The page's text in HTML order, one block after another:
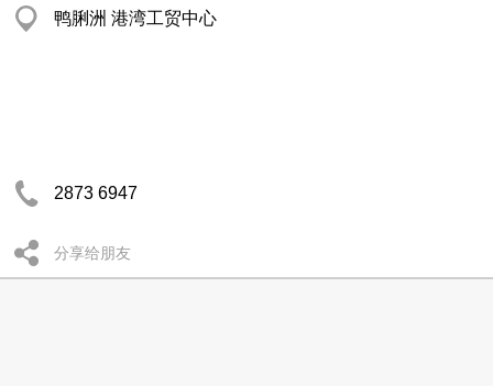
鸭脷洲 港湾工贸中心
2873 6947
分享给朋友